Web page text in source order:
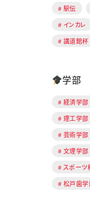
駅伝
インカレ
講道館杯
学部
経済学部
理工学部
芸術学部
文理学部
スポーツ
松戸歯学